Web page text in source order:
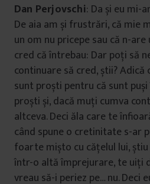
Dan Perjovschi: Da și eu mi-
De aia am și frustrări, că mie
un om nu pricepe sau că n-
cred că întrebau: Dar poți să
continuare să cred, știi? Adică
sunt proști pentru că sunt
proști și, dacă muți cumva
altceva. Deci ăla care te
când spune o cretinitate s-ar
foarte mișto cu cățelul lui, știu
într-o altă împrejurare, te uiți
vreau să-i periez pe… nu. Deci